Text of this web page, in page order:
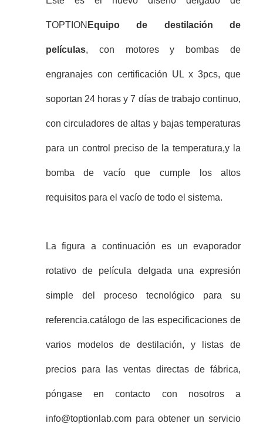
TOPTION Equipo de destilación de
películas, con motores y bombas de
engranajes con certificación UL x 3pcs, que
soportan 24 horas y 7 días de trabajo continuo,
con circuladores de altas y bajas temperaturas
para un control preciso de la temperatura,y la
bomba de vacío que cumple los altos
requisitos para el vacío de todo el sistema.
La figura a continuación es un evaporador
rotativo de película delgada una expresión
simple del proceso tecnológico para su
referencia.catálogo de las especificaciones de
varios modelos de destilación, y listas de
precios para las ventas directas de fábrica,
póngase en contacto con nosotros a
info@toptionlab.com para obtener un servicio